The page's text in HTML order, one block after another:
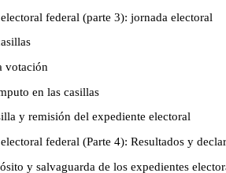
federal (parte 3): jornada electoral
votación
en las casillas
y remisión del expediente electoral
federal (Parte 4): Resultados y
y salvaguarda de los expedientes